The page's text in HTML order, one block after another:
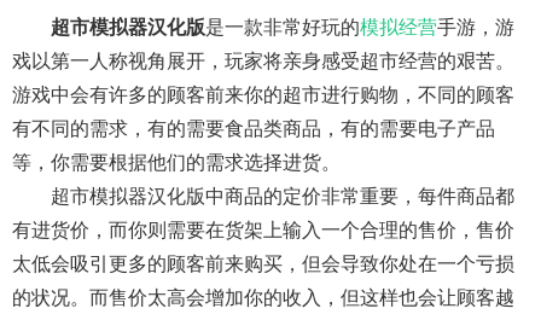
超市模拟器汉化版是一款非常好玩的模拟经营手游，游
戏以第一人称视角展开，玩家将亲身感受超市经营的艰苦。
游戏中会有许多的顾客前来你的超市进行购物，不同的顾客
有不同的需求，有的需要食品类商品，有的需要电子产品
等，你需要根据他们的需求选择进货。
超市模拟器汉化版中商品的定价非常重要，每件商品都
有进货价，而你则需要在货架上输入一个合理的售价，售价
太低会吸引更多的顾客前来购买，但会导致你处在一个亏损
的状况。而售价太高会增加你的收入，但这样也会让顾客越